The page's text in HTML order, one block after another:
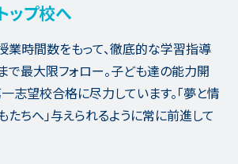
ップ校へ
業時間数をもって、徹底的な学習指導
で最大限フォロー。子ども達の能力開
志望校合格に尽力しています。「夢と情
ちへ」与えられるように常に前進して